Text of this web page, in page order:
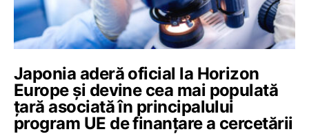
Japonia aderă oficial la Horizon
Europe și devine cea mai populată
țară asociată în principalului
program UE de finanțare a cercetării